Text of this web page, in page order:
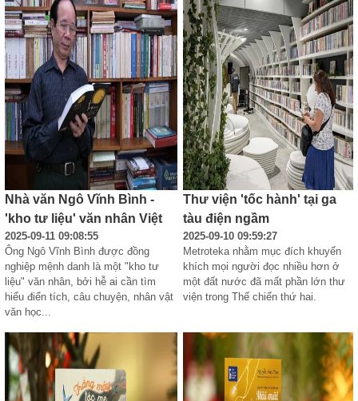
Nhà văn Ngô Vĩnh Bình -
'kho tư liệu' văn nhân Việt
2025-09-11 09:08:55
Ông Ngô Vĩnh Bình được đồng
nghiệp mệnh danh là một "kho tư
liệu" văn nhân, bởi hễ ai cần tìm
hiểu điển tích, câu chuyện, nhân vật
văn học...
Thư viện 'tốc hành' tại ga
tàu điện ngầm
2025-09-10 09:59:27
Metroteka nhằm mục đích khuyến
khích mọi người đọc nhiều hơn ở
một đất nước đã mất phần lớn thư
viện trong Thế chiến thứ hai.